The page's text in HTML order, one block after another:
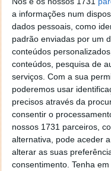
a informações num
dados pessoais, como
padrão enviadas por um
conteúdos
conteúdos, pesquisa de
serviços. Com a sua
poderemos usar
precisos através da
consentir o
nossos 1731 parceiros,
alternativa, pode aceder
alterar as suas
consentimento. Tenha
14 JUL 2021·CIÊNCIA
O tema continua a
não são os
galáxias. Os
tratados como um
passa então de
Fenómenos
entanto, cuidado, o
porque estão já
de ferramentas de